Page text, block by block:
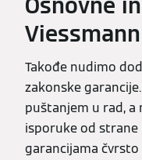
Takođe nudimo
zakonske
puštanjem u rad, a
isporuke od strane
garancijama